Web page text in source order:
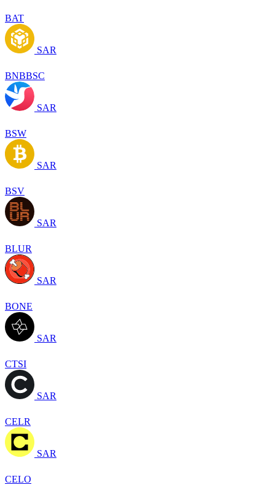
BAT
SAR
BNBBSC
SAR
BSW
SAR
BSV
SAR
BLUR
SAR
BONE
SAR
CTSI
SAR
CELR
SAR
CELO